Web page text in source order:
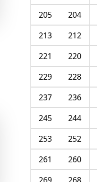
204
205
212
213
220
221
228
229
236
237
244
245
252
253
260
261